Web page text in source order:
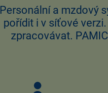
Personální a mzdový
pořídit i v síťové
zpracovávat.